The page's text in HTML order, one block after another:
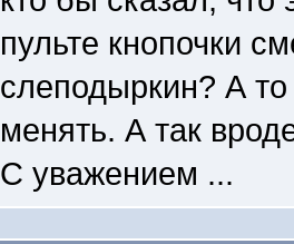
пульте кнопочки
слеподыркин? А
менять. А так
С уважением ...